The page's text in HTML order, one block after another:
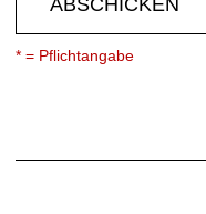
* = Pflichtangabe